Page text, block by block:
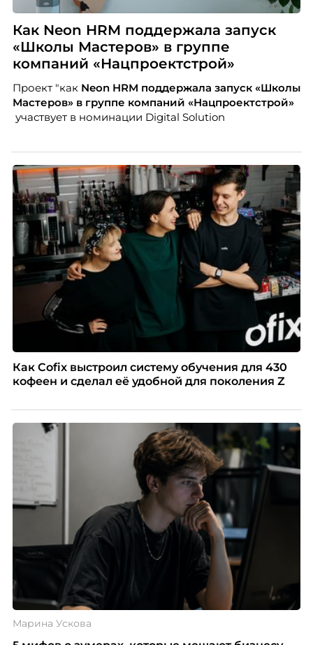
Как Neon HRM поддержала запуск
«Школы Мастеров» в группе
компаний «Нацпроектстрой»
Проект "как Neon HRM поддержала запуск «Школы
Мастеров» в группе компаний «Нацпроектстрой»
участвует в номинации Digital Solution
Как Cofix выстроил систему обучения для 430
кофеен и сделал её удобной для поколения Z
Марина Ускова